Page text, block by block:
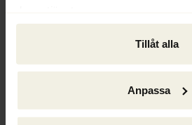
Tillåt alla
Anpassa
Utvecklingsarbetet fortsätter
utvecklad för kommuner.
– Juno AI används av jurister i